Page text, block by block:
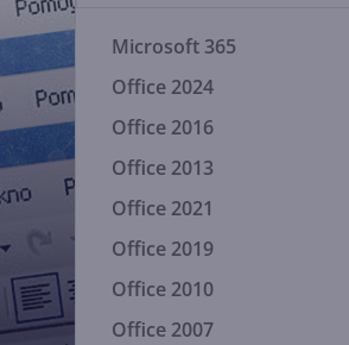
Microsoft 365
Office 2024
Office 2016
Office 2013
Office 2021
Office 2019
Office 2010
Office 2007